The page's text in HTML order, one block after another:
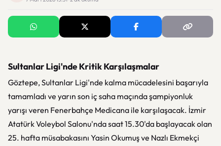
Sultanlar Ligi'nde Kritik Karşılaşmalar
Göztepe, Sultanlar Ligi'nde kalma mücadelesini başarıyla
tamamladı ve yarın son iç saha maçında şampiyonluk
yarışı veren Fenerbahçe Medicana ile karşılaşacak. İzmir
Atatürk Voleybol Salonu'nda saat 15.30'da başlayacak olan
25. hafta müsabakasını Yasin Okumuş ve Nazlı Ekmekçi